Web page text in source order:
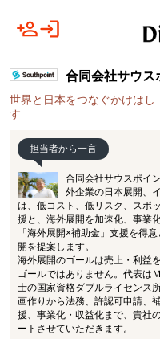
合同会社サウス
世界と日本をつなぐかけはし
す
担当者から一言
合同会社サウスポイ
外企業の日本展開、
は、低コスト、低リスク、スポ
援と、海外展開を加速化、事業
「海外展開×補助金」支援を得
開を提案します。
海外展開のゴールは売上・利益
ゴールではありません。代表は
士の国家資格ダブルライセンス
画作りから法務、許認可申請、
援、事業化・収益化まで、貴社
ートさせていただきます。